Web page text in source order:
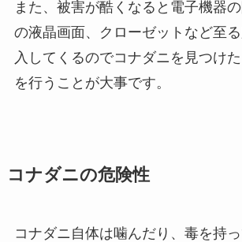
また、被害が酷くなると電子機器
の液晶画面、クローゼットなど至
入してくるのでコナダニを見つけ
を行うことが大事です。
コナダニの危険性
コナダニ自体は噛んだり、毒を持